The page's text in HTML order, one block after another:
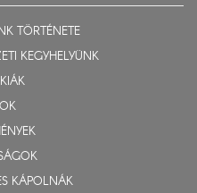
TÖRTÉNETE
KEGYHELYÜNK
KÁPOLNÁK